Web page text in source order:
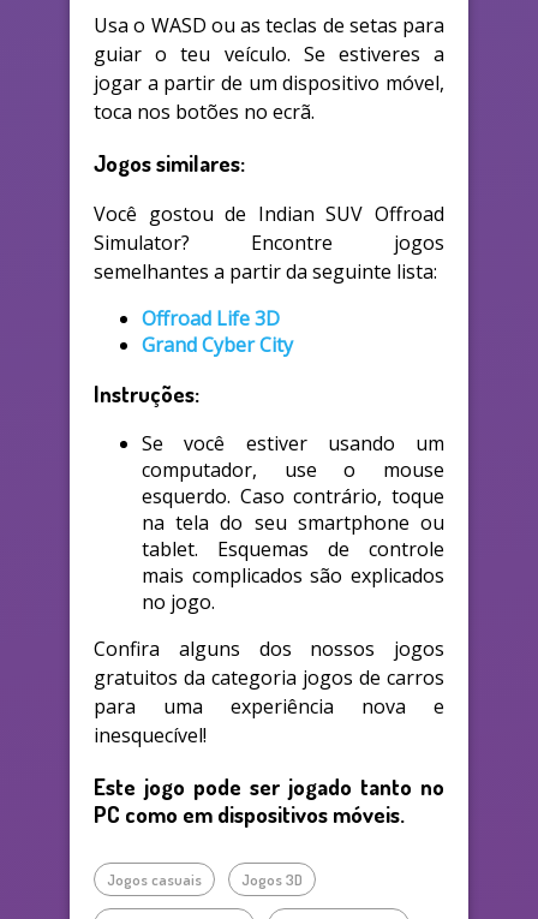
Usa o WASD ou as teclas de setas para
guiar o teu veículo. Se estiveres a
jogar a partir de um dispositivo móvel,
toca nos botões no ecrã.
Jogos similares:
Você gostou de Indian SUV Offroad
Simulator? Encontre jogos
semelhantes a partir da seguinte lista:
Offroad Life 3D
Grand Cyber City
Instruções:
Se você estiver usando um
computador, use o mouse
esquerdo. Caso contrário, toque
na tela do seu smartphone ou
tablet. Esquemas de controle
mais complicados são explicados
no jogo.
Confira alguns dos nossos jogos
gratuitos da categoria jogos de carros
para uma experiência nova e
inesquecível!
Este jogo pode ser jogado tanto no
PC como em dispositivos móveis.
Jogos casuais Jogos 3D